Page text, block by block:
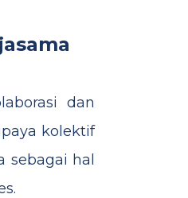
dan
kolektif
sebagai hal